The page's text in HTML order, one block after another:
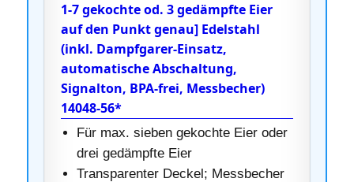
1-7 gekochte od. 3 gedämpfte Eier
auf den Punkt genau] Edelstahl
(inkl. Dampfgarer-Einsatz,
automatische Abschaltung,
Signalton, BPA-frei, Messbecher)
14048-56*
Für max. sieben gekochte Eier oder
drei gedämpfte Eier
Transparenter Deckel; Messbecher